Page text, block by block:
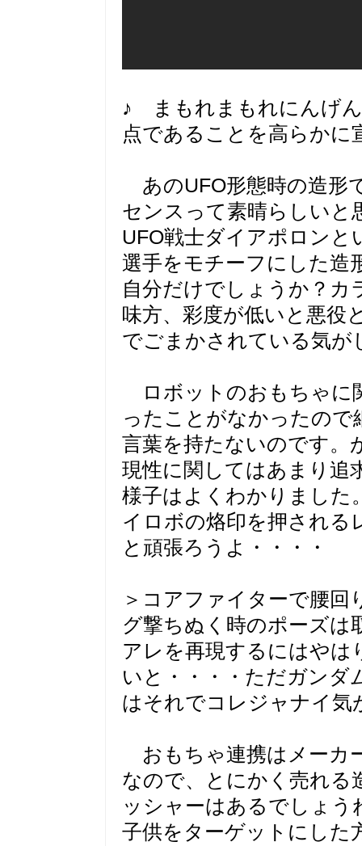
♪ まもれまもれにんげ
点であることを高らかに
あのUFO形態時の造形
センスって素晴らしいと
UFO戦士ダイアポロン
選手をモチーフにした造
自分だけでしょうか？カ
味方、彩度が低いと悪役
でごまかされている気が
ロボットのおもちゃに
ったことがなかったの
言葉を持たないのです。
現性に関してはあまり追
様子はよくわかりました
イロボの烙印を押される
と頑張ろうよ・・・・
＞コアファイターで腰
グ撃ちぬく時のポーズは
アレを再現するにはやは
いと・・・・ただガンダ
はそれでコレジャナイ気
おもちゃ連携はメーカ
なので、とにかく売れる
ッシャーはあるでしょう
子供をターゲットにした